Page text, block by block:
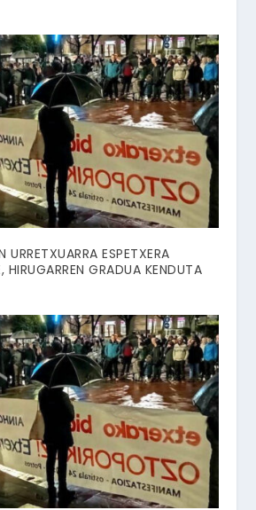
URRETXUARRA ESPETXERA
HIRUGARREN GRADUA KENDUTA